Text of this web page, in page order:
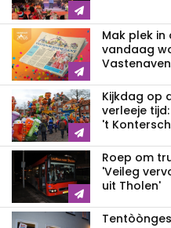
Mak plek
vandaag
Kijkdag op
verleeje
't
Roep om
'Veileg
uit Tholen'